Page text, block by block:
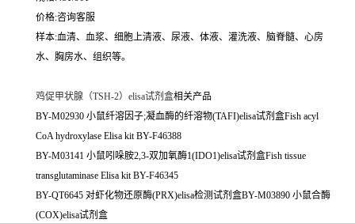
价格:咨询客服
样本:血清、血浆、细胞上清液、尿液、体液、灌洗液、脑脊髓、心房
水、胸房水、组织等。
鸡促甲状腺（TSH-2）elisa试剂盒相关产品
BY-M02930 小鼠纤溶因子;凝血酶的纤溶物(TAFI)elisa试剂盒Fish acyl
CoA hydroxylase Elisa kit BY-F46388
BY-M03141 小鼠吲哚胺2,3-双加氧酶1(IDO1)elisa试剂盒Fish tissue
transglutaminase Elisa kit BY-F46345
BY-QT6645 对虾化物还原酶(PRX)elisa检测试剂盒BY-M03890 小鼠合酶
(COX)elisa试剂盒